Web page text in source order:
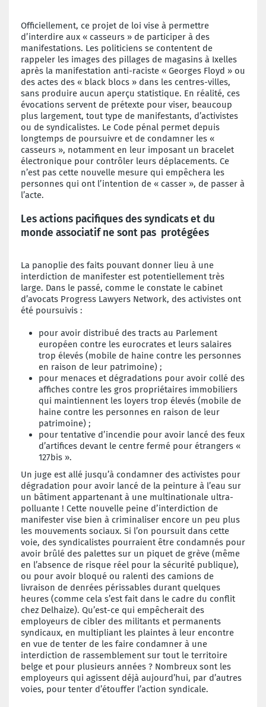
Officiellement, ce projet de loi vise à permettre
d’interdire aux « casseurs » de participer à des
manifestations. Les politiciens se contentent de
rappeler les images des pillages de magasins à Ixelles
après la manifestation anti-raciste « Georges Floyd » ou
des actes des « black blocs » dans les centres-villes,
sans produire aucun aperçu statistique. En réalité, ces
évocations servent de prétexte pour viser, beaucoup
plus largement, tout type de manifestants, d’activistes
ou de syndicalistes. Le Code pénal permet depuis
longtemps de poursuivre et de condamner les «
casseurs », notamment en leur imposant un bracelet
électronique pour contrôler leurs déplacements. Ce
n’est pas cette nouvelle mesure qui empêchera les
personnes qui ont l’intention de « casser », de passer à
l’acte.
Les actions pacifiques des syndicats et du
monde associatif ne sont pas protégées
La panoplie des faits pouvant donner lieu à une
interdiction de manifester est potentiellement très
large. Dans le passé, comme le constate le cabinet
d’avocats Progress Lawyers Network, des activistes ont
été poursuivis :
pour avoir distribué des tracts au Parlement
européen contre les eurocrates et leurs salaires
trop élevés (mobile de haine contre les personnes
en raison de leur patrimoine) ;
pour menaces et dégradations pour avoir collé des
affiches contre les gros propriétaires immobiliers
qui maintiennent les loyers trop élevés (mobile de
haine contre les personnes en raison de leur
patrimoine) ;
pour tentative d’incendie pour avoir lancé des feux
d’artifices devant le centre fermé pour étrangers «
127bis ».
Un juge est allé jusqu’à condamner des activistes pour
dégradation pour avoir lancé de la peinture à l’eau sur
un bâtiment appartenant à une multinationale ultra-
polluante ! Cette nouvelle peine d’interdiction de
manifester vise bien à criminaliser encore un peu plus
les mouvements sociaux. Si l’on poursuit dans cette
voie, des syndicalistes pourraient être condamnés pour
avoir brûlé des palettes sur un piquet de grève (même
en l’absence de risque réel pour la sécurité publique),
ou pour avoir bloqué ou ralenti des camions de
livraison de denrées périssables durant quelques
heures (comme cela s’est fait dans le cadre du conflit
chez Delhaize). Qu’est-ce qui empêcherait des
employeurs de cibler des militants et permanents
syndicaux, en multipliant les plaintes à leur encontre
en vue de tenter de les faire condamner à une
interdiction de rassemblement sur tout le territoire
belge et pour plusieurs années ? Nombreux sont les
employeurs qui agissent déjà aujourd’hui, par d’autres
voies, pour tenter d’étouffer l’action syndicale.